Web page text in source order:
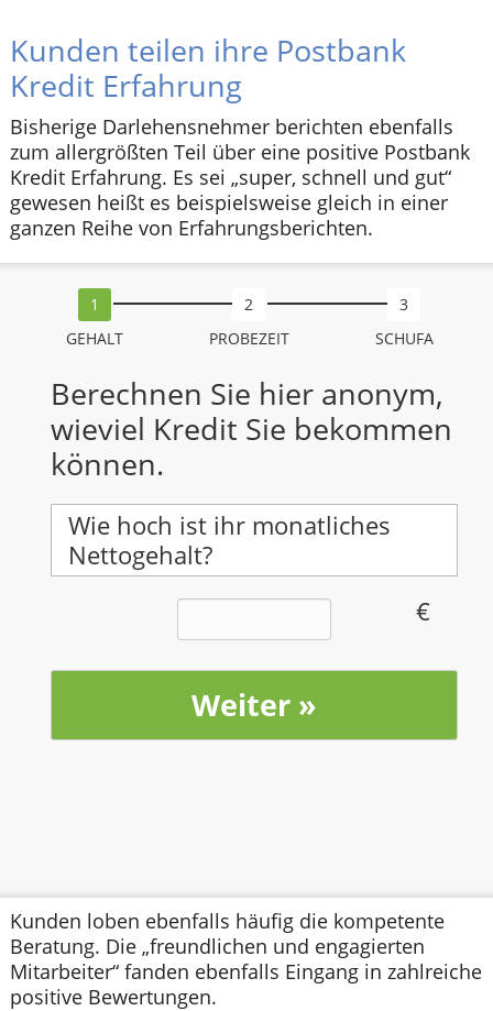
Kunden teilen ihre Postbank
Kredit Erfahrung
Bisherige Darlehensnehmer berichten ebenfalls
zum allergrößten Teil über eine positive Postbank
Kredit Erfahrung. Es sei „super, schnell und gut“
gewesen heißt es beispielsweise gleich in einer
ganzen Reihe von Erfahrungsberichten.
GEHALT PROBEZEIT SCHUFA
Berechnen Sie hier anonym,
wieviel Kredit Sie bekommen
können.
Wie hoch ist ihr monatliches
Nettogehalt?
Kunden loben ebenfalls häufig die kompetente
Beratung. Die „freundlichen und engagierten
Mitarbeiter“ fanden ebenfalls Eingang in zahlreiche
positive Bewertungen.